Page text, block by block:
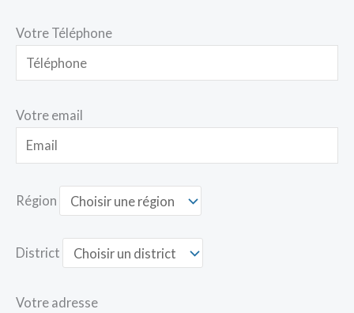
Votre Téléphone
Votre email
Région
District
Votre adresse